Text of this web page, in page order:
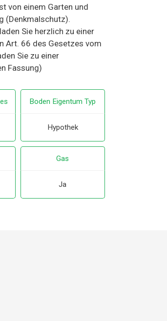
von einem Garten und
(Denkmalschutz).
Sie herzlich zu einer
Art. 66 des Gesetzes vom
Sie zu einer
Fassung)
Boden Eigentum Typ
Hypothek
Gas
Ja